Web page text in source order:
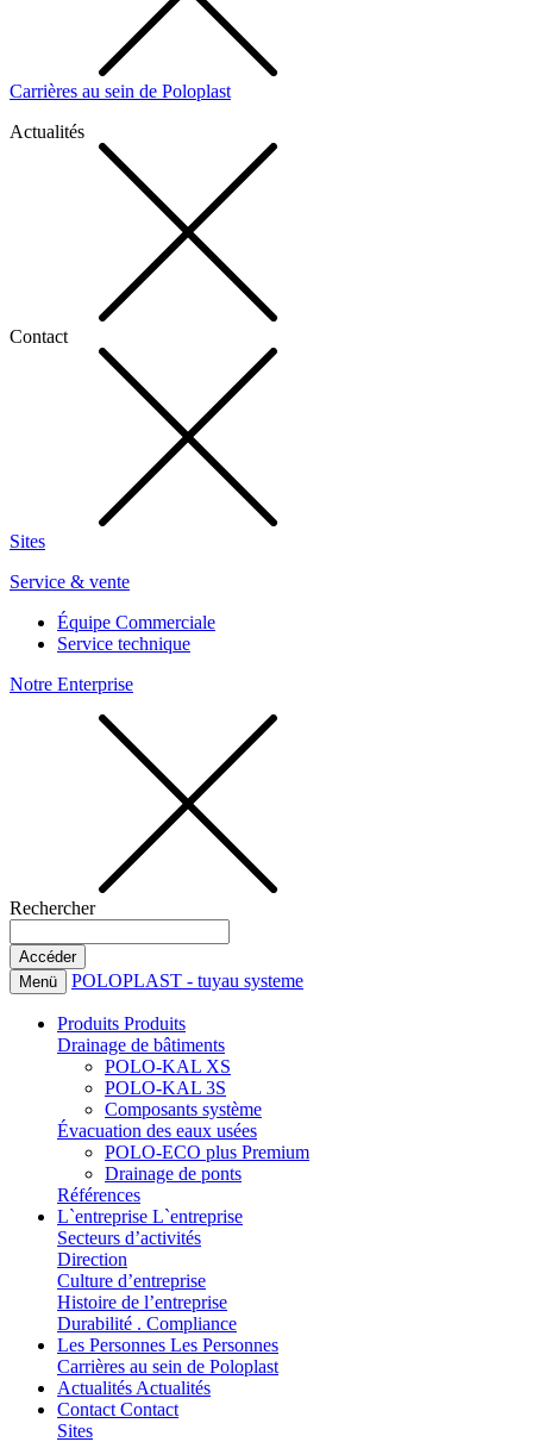
Carrières au sein de Poloplast
Actualités
Contact
Sites
Service & vente
Équipe Commerciale
Service technique
Notre Enterprise
Rechercher
Menü POLOPLAST - tuyau systeme
Produits Produits
Drainage de bâtiments
POLO-KAL XS
POLO-KAL 3S
Composants système
Évacuation des eaux usées
POLO-ECO plus Premium
Drainage de ponts
Références
L`entreprise L`entreprise
Secteurs d’activités
Direction
Culture d’entreprise
Histoire de l’entreprise
Durabilité . Compliance
Les Personnes Les Personnes
Carrières au sein de Poloplast
Actualités Actualités
Contact Contact
Sites